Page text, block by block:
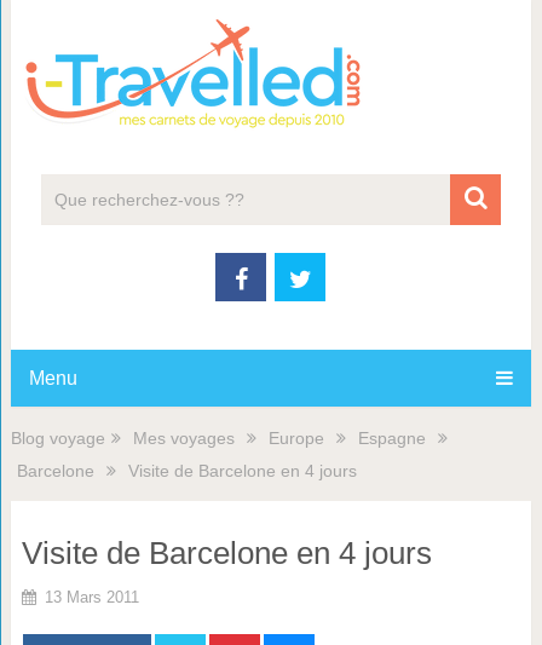
Menu
Blog voyage Mes voyages Europe
Espagne
Barcelone
Visite de Barcelone en 4 jours
Visite de Barcelone en 4 jours
13 Mars 2011